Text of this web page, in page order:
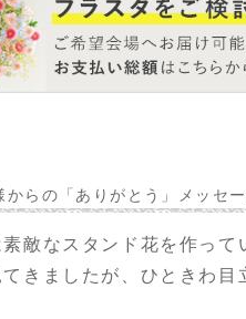
からの「ありがとう」メッセ
素敵なスタンド花を作って
きましたが、ひときわ目